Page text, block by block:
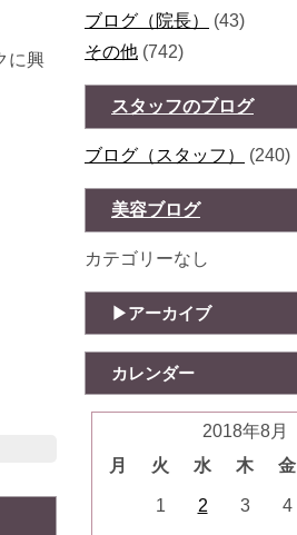
に興
ブログ（院長）
(43)
その他 (742)
スタッフのブログ
ブログ（スタッフ） (240)
美容ブログ
カテゴリーなし
アーカイブ
カレンダー
2018年8月
月
火 水 木 金
1 2 3 4